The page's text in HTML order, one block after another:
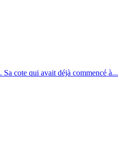
cote qui avait déjà commencé à...